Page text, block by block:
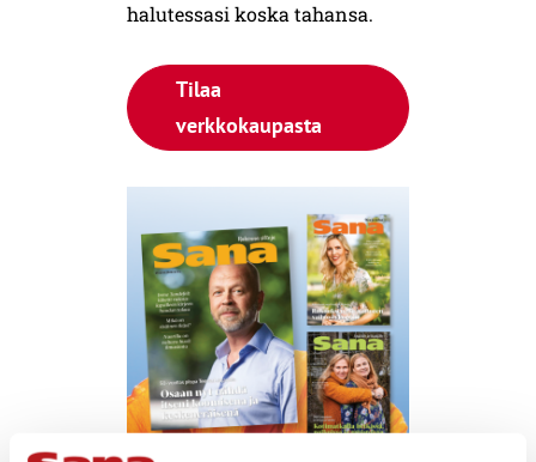
halutessasi koska tahansa.
Tilaa
verkkokaupasta